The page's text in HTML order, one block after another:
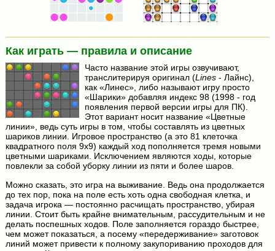
Как играть — правила и описание
Часто название этой игры озвучивают,
транслитерируя оригинал (Lines- Лайнс),
как «Линес», либо называют игру просто
«Шарики» добавляя индекс 98 (1998 - год
появления первой версии игры для ПК).
Этот вариант носит название «Цветные
линии», ведь суть игры в том, чтобы составлять из цветных
шариков линии. Игровое пространство (а это 81 клеточка
квадратного поля 9х9) каждый ход пополняется тремя новыми
цветными шариками. Исключением являются ходы, которые
повлекли за собой уборку линии из пяти и более шаров.
Можно сказать, это игра на выживание. Ведь она продолжается
до тех пор, пока на поле есть хоть одна свободная клетка, и
задача игрока — постоянно расчищать пространство, убирая
линии. Стоит быть крайне внимательным, рассудительным и не
делать поспешных ходов. Поле заполняется гораздо быстрее,
чем может показаться, а посему «передерживание» заготовок
линий может привести к полному закупориванию проходов для